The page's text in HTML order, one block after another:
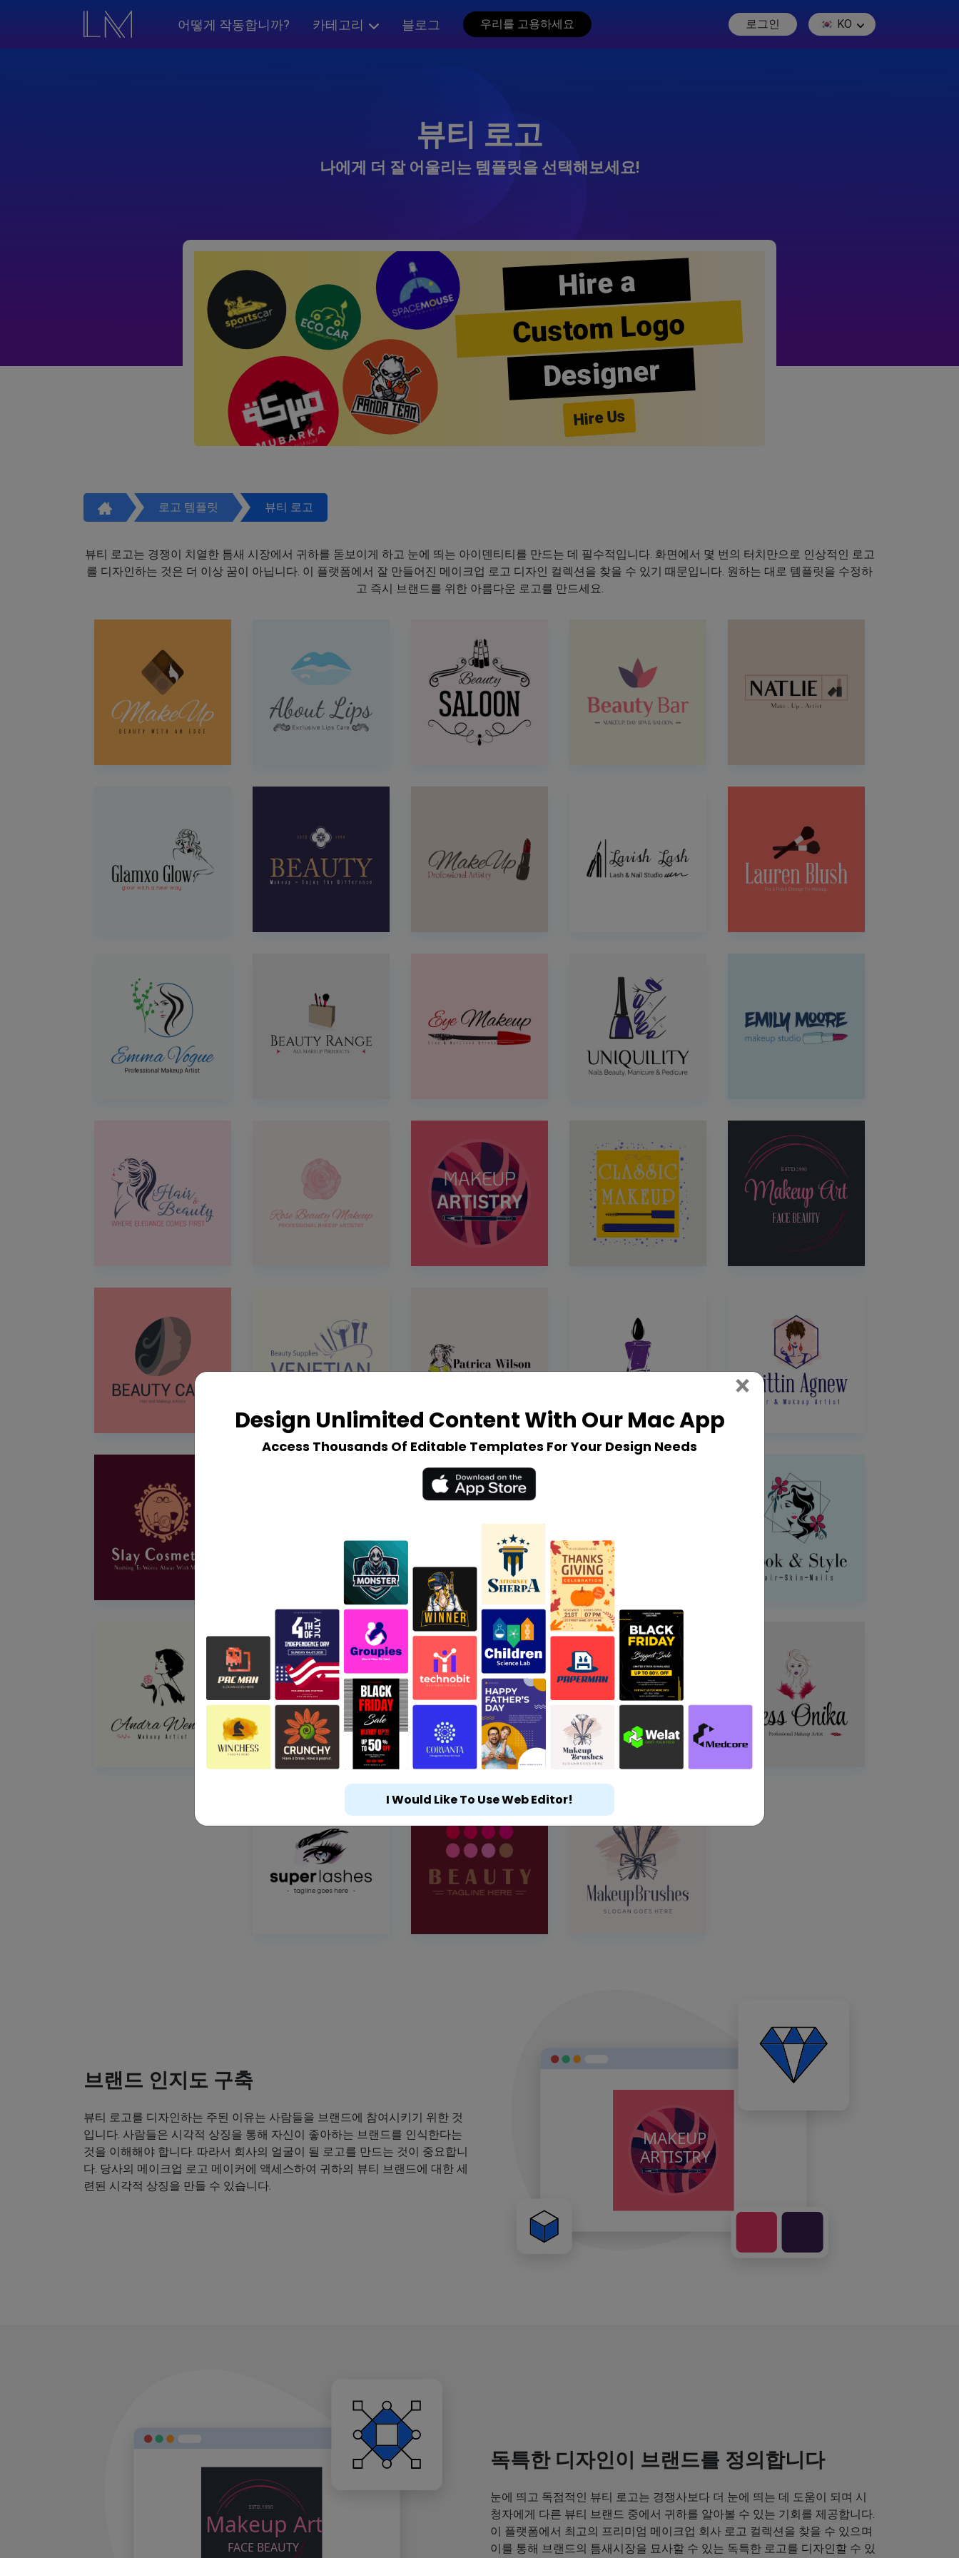
어떻게 작동합니까? 카테고리 블로그 우리를 고용하세요 로그인 KO
뷰티 로고
나에게 더 잘 어울리는 템플릿을 선택해보세요!
Hire a
Custom Logo
Designer
Hire Us
로고 템플릿 뷰티 로고
뷰티 로고는 경쟁이 치열한 틈새 시장에서 귀하를 돋보이게 하고 눈에 띄는 아이덴티티를 만드는 데 필수적입니다. 화면에서 몇 번의 터치만으로 인상적인 로고
를 디자인하는 것은 더 이상 꿈이 아닙니다. 이 플랫폼에서 잘 만들어진 메이크업 로고 디자인 컬렉션을 찾을 수 있기 때문입니다. 원하는 대로 템플릿을 수정하
고 즉시 브랜드를 위한 아름다운 로고를 만드세요.
브랜드 인지도 구축
뷰티 로고를 디자인하는 주된 이유는 사람들을 브랜드에 참여시키기 위한 것
입니다. 사람들은 시각적 상징을 통해 자신이 좋아하는 브랜드를 인식한다는
것을 이해해야 합니다. 따라서 회사의 얼굴이 될 로고를 만드는 것이 중요합니
다. 당사의 메이크업 로고 메이커에 액세스하여 귀하의 뷰티 브랜드에 대한 세
련된 시각적 상징을 만들 수 있습니다.
독특한 디자인이 브랜드를 정의합니다
눈에 띄고 독점적인 뷰티 로고는 경쟁사보다 더 눈에 띄는 데 도움이 되며 시
청자에게 다른 뷰티 브랜드 중에서 귀하를 알아볼 수 있는 기회를 제공합니다.
이 플랫폼에서 최고의 프리미엄 메이크업 회사 로고 컬렉션을 찾을 수 있으며
이를 통해 브랜드의 틈새시장을 묘사할 수 있는 독특한 로고를 디자인할 수 있
Design Unlimited Content With Our Mac App
Access Thousands Of Editable Templates For Your Design Needs
× Close
I Would Like To Use Web Editor!